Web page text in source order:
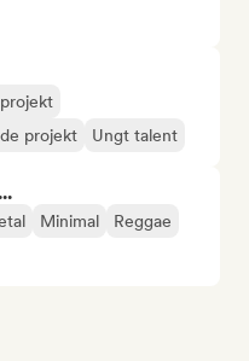
projekt Ungt talent
Minimal
Reggae